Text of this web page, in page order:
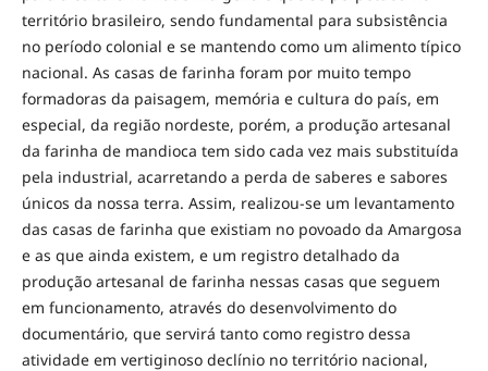
território brasileiro, sendo fundamental para subsistência
no período colonial e se mantendo como um alimento típico
nacional. As casas de farinha foram por muito tempo
formadoras da paisagem, memória e cultura do país, em
especial, da região nordeste, porém, a produção artesanal
da farinha de mandioca tem sido cada vez mais substituída
pela industrial, acarretando a perda de saberes e sabores
únicos da nossa terra. Assim, realizou-se um levantamento
das casas de farinha que existiam no povoado da Amargosa
e as que ainda existem, e um registro detalhado da
produção artesanal de farinha nessas casas que seguem
em funcionamento, através do desenvolvimento do
documentário, que servirá tanto como registro dessa
atividade em vertiginoso declínio no território nacional,